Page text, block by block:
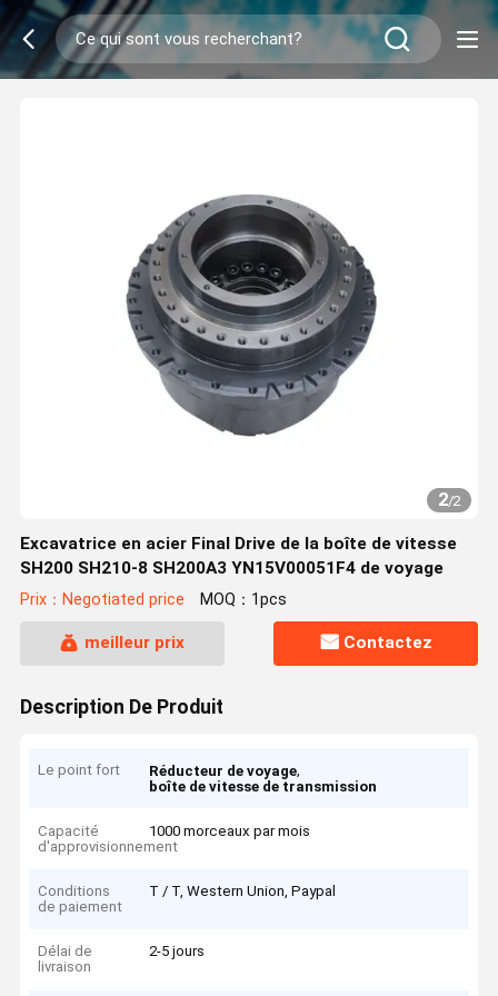
2/2
Excavatrice en acier Final Drive de la boîte de vitesse
SH200 SH210-8 SH200A3 YN15V00051F4 de voyage
Prix：Negotiated price MOQ：1pcs
meilleur prix Contactez
Description De Produit
Le point fort Réducteur de voyage,
boîte de vitesse de transmission
Capacité
d'approvisionnement
1000 morceaux par mois
Conditions
de paiement
T / T, Western Union, Paypal
Délai de
livraison
2-5 jours